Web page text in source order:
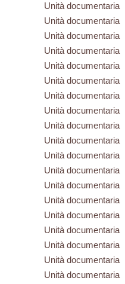
Unità documentaria
Unità documentaria
Unità documentaria
Unità documentaria
Unità documentaria
Unità documentaria
Unità documentaria
Unità documentaria
Unità documentaria
Unità documentaria
Unità documentaria
Unità documentaria
Unità documentaria
Unità documentaria
Unità documentaria
Unità documentaria
Unità documentaria
Unità documentaria
Unità documentaria